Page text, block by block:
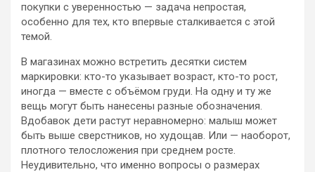
покупки с уверенностью — задача непростая,
особенно для тех, кто впервые сталкивается с этой
темой.
В магазинах можно встретить десятки систем
маркировки: кто-то указывает возраст, кто-то рост,
иногда — вместе с объёмом груди. На одну и ту же
вещь могут быть нанесены разные обозначения.
Вдобавок дети растут неравномерно: малыш может
быть выше сверстников, но худощав. Или — наоборот,
плотного телосложения при среднем росте.
Неудивительно, что именно вопросы о размерах